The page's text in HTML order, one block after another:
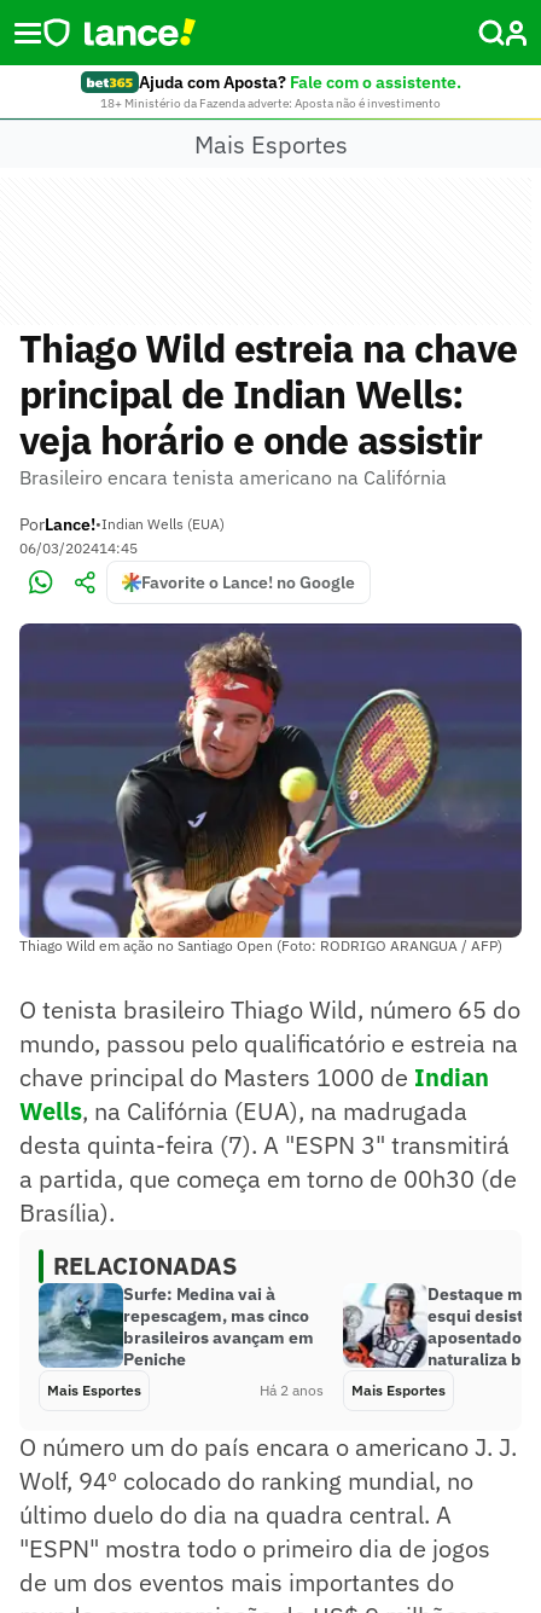
Ajuda com Aposta? Fale com o assistente.
18+ Ministério da Fazenda adverte: Aposta não é investimento
Mais Esportes
Thiago Wild estreia na chave
principal de Indian Wells:
veja horário e onde assistir
Brasileiro encara tenista americano na Califórnia
PorLance!•Indian Wells (EUA)
06/03/202414:45
Favorite o Lance! no Google
Thiago Wild em ação no Santiago Open (Foto: RODRIGO ARANGUA / AFP)
O tenista brasileiro Thiago Wild, número 65 do
mundo, passou pelo qualificatório e estreia na
chave principal do Masters 1000 de Indian
Wells, na Califórnia (EUA), na madrugada
desta quinta-feira (7). A "ESPN 3" transmitirá
a partida, que começa em torno de 00h30 (de
Brasília).
RELACIONADAS
Surfe: Medina vai à
repescagem, mas cinco
brasileiros avançam em
Peniche
Mais Esportes Há 2 anos
Destaque
esqui desiste
naturaliza
Mais Esportes
O número um do país encara o americano J. J.
Wolf, 94º colocado do ranking mundial, no
último duelo do dia na quadra central. A
"ESPN" mostra todo o primeiro dia de jogos
de um dos eventos mais importantes do